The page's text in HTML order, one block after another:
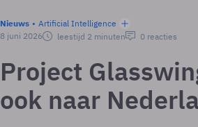
Nieuws
Artificial Intelligence
8 juni 2026
leestijd 2 minuten 0 reacties
Project
ook naar